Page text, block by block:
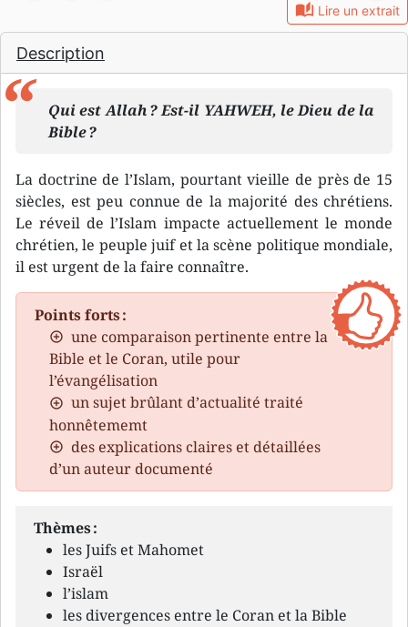
auto_stories Lire un extrait
Description
Qui est Allah ? Est-il YAHWEH, le Dieu de la
Bible ?
La doctrine de l’Islam, pourtant vieille de près de 15
siècles, est peu connue de la majorité des chrétiens.
Le réveil de l’Islam impacte actuellement le monde
chrétien, le peuple juif et la scène politique mondiale,
il est urgent de la faire connaître.
Points forts :
une comparaison pertinente entre la
Bible et le Coran, utile pour
l’évangélisation
un sujet brûlant d’actualité traité
honnêtememt
des explications claires et détaillées
d’un auteur documenté
Thèmes :
les Juifs et Mahomet
Israël
l’islam
les divergences entre le Coran et la Bible